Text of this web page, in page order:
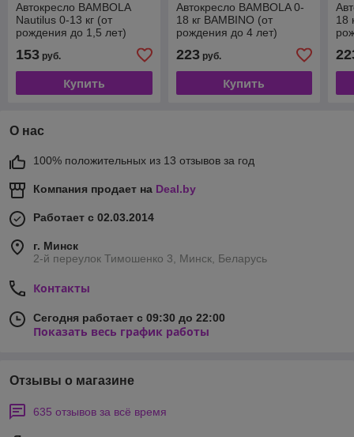
Автокресло BAMBOLA
Nautilus 0-13 кг (от
рождения до 1,5 лет)
153 руб.
Купить
Автокресло BAMBOLA 0-
18 кг BAMBINO (от
рождения до 4 лет)
223руб.
Купить
18
О нас
100% положительных из 13 отзывов за год
Компания продает на Deal.by
Работает с 02.03.2014
г. Минск
2-й переулок Тимошенко 3, Минск, Беларусь
Контакты
Сегодня работает с 09:30 до 22:00
Показать весь график работы
Отзывы о магазине
635 отзывов за всё время